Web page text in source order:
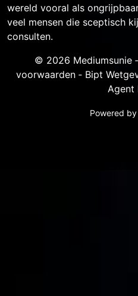
wereld vooral als
veel mensen die sceptisch
consulten.
© 2026 Mediumsunie ‐
voorwaarden‐ Bipt
Agent
Powered by